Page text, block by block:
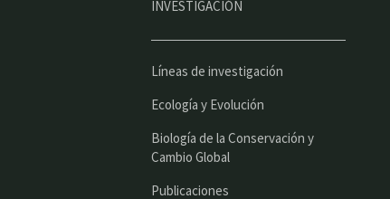
INVESTIGACIÓN
Líneas de investigación
Ecología y Evolución
Biología de la Conservación y
Cambio Global
Publicaciones